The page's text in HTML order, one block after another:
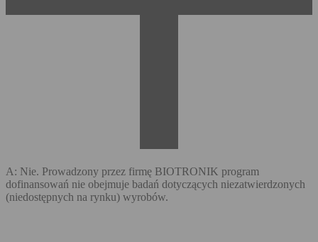
A: Nie. Prowadzony przez firmę BIOTRONIK program
dofinansowań nie obejmuje badań dotyczących niezatwierdzonych
(niedostępnych na rynku) wyrobów.